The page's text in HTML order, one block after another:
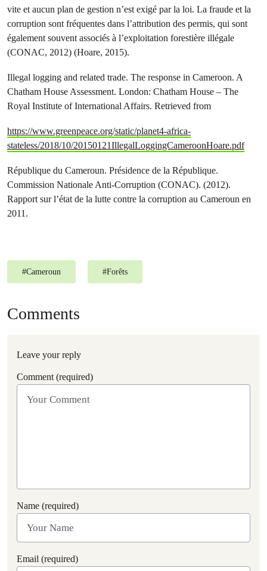
vite et aucun plan de gestion n’est exigé par la loi. La fraude et la
corruption sont fréquentes dans l’attribution des permis, qui sont
également souvent associés à l’exploitation forestière illégale
(CONAC, 2012) (Hoare, 2015).
Illegal logging and related trade. The response in Cameroon. A
Chatham House Assessment. London: Chatham House – The
Royal Institute of International Affairs. Retrieved from
https://www.greenpeace.org/static/planet4-africa-
stateless/2018/10/20150121IllegalLoggingCameroonHoare.pdf
République du Cameroun. Présidence de la République.
Commission Nationale Anti-Corruption (CONAC). (2012).
Rapport sur l’état de la lutte contre la corruption au Cameroun en
2011.
#Cameroun #Forêts
Comments
Leave your reply
Comment (required)
Name (required)
Email (required)